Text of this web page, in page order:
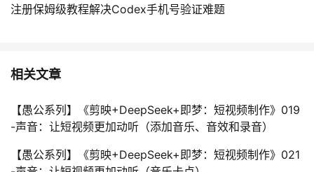
注册保姆级教程解决Codex手机号验证难题
相关文章
【愚公系列】《剪映+DeepSeek+即梦：短视频制作》019
-声音：让短视频更加动听（添加音乐、音效和录音）
【愚公系列】《剪映+DeepSeek+即梦：短视频制作》021